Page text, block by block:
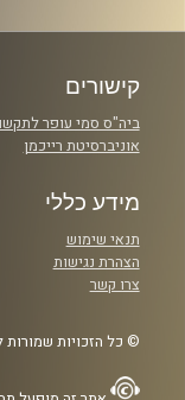
קישורים
ביה"ס סמי עופר
אוניברסיטת רייכמן
מידע כללי
תנאי שימוש
הצהרת נגישות
צרו קשר
© כל הזכויות שמורות